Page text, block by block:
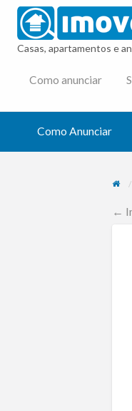
Casas, apartamentos e
Como anunciar
Como Anunciar
←